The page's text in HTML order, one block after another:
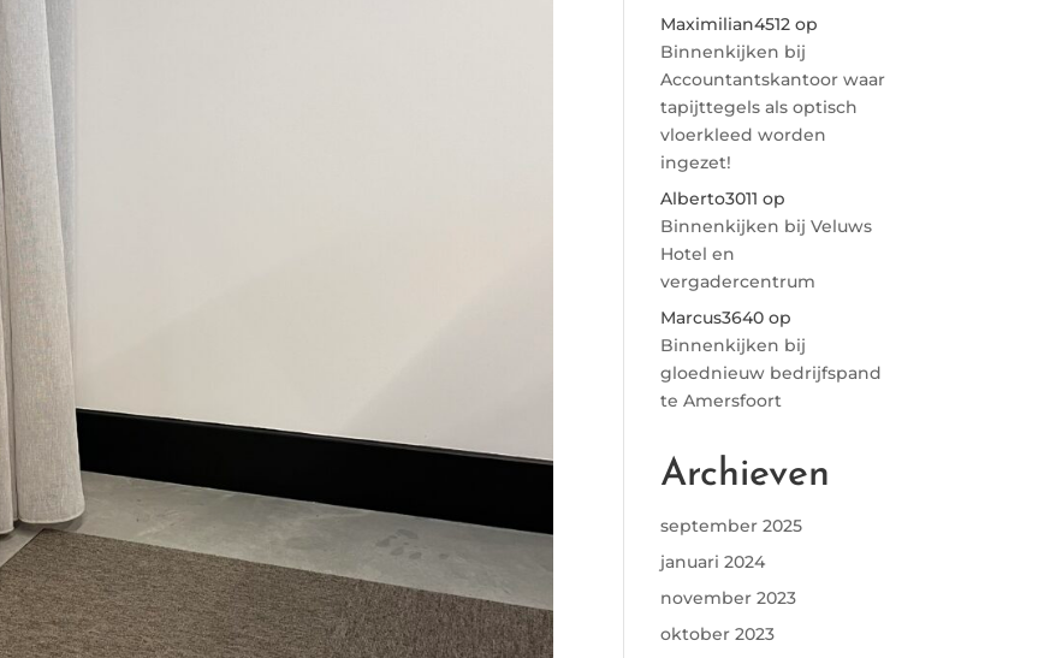
Maximilian4512 op
Binnenkijken bij
Accountantskantoor waar
tapijttegels als optisch
vloerkleed worden
ingezet!
Alberto3011 op
Binnenkijken bij Veluws
Hotel en
vergadercentrum
Marcus3640 op
Binnenkijken bij
gloednieuw bedrijfspand
te Amersfoort
Archieven
september 2025
januari 2024
november 2023
oktober 2023